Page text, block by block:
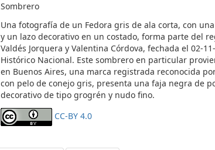
(borde cortado en bruto), folded edge (borde
cavenagh edge. Este sombrero Fedora es un
intemporal. (2021-02-11)
Sombrero
Una fotografía de un Fedora gris de ala corta, con
y un lazo decorativo en un costado, forma parte del
Valdés Jorquera y Valentina Córdova, fechada el 02-
Histórico Nacional. Este sombrero en particular
en Buenos Aires, una marca registrada reconocida
con pelo de conejo gris, presenta una faja negra de
decorativo de tipo grogrén y nudo fino.
CC-BY 4.0